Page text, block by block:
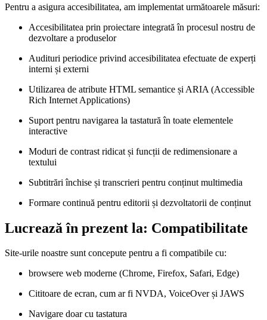
Pentru a asigura accesibilitatea, am implementat următoarele măsuri:
Accesibilitatea prin proiectare integrată în procesul nostru de
dezvoltare a produselor
Audituri periodice privind accesibilitatea efectuate de experți
interni și externi
Utilizarea de atribute HTML semantice și ARIA (Accessible
Rich Internet Applications)
Suport pentru navigarea la tastatură în toate elementele
interactive
Moduri de contrast ridicat și funcții de redimensionare a
textului
Subtitrări închise și transcrieri pentru conținut multimedia
Formare continuă pentru editorii și dezvoltatorii de conținut
Lucrează în prezent la: Compatibilitate
Site-urile noastre sunt concepute pentru a fi compatibile cu:
browsere web moderne (Chrome, Firefox, Safari, Edge)
Cititoare de ecran, cum ar fi NVDA, VoiceOver și JAWS
Navigare doar cu tastatura